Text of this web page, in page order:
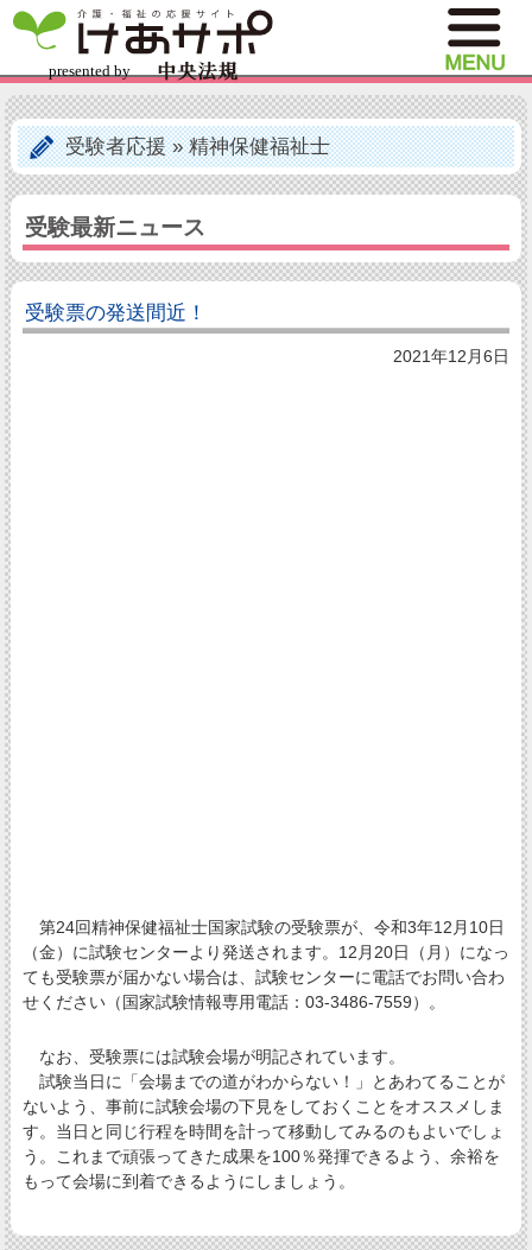
受験者応援»精神保健福祉士
受験最新ニュース
受験票の発送間近！
2021年12月6日
第24回精神保健福祉士国家試験の受験票が、令和3年12月10日
（金）に試験センターより発送されます。12月20日（月）になっ
ても受験票が届かない場合は、試験センターに電話でお問い合わ
せください（国家試験情報専用電話：03-3486-7559）。
なお、受験票には試験会場が明記されています。
試験当日に「会場までの道がわからない！」とあわてることが
ないよう、事前に試験会場の下見をしておくことをオススメしま
す。当日と同じ行程を時間を計って移動してみるのもよいでしょ
う。これまで頑張ってきた成果を100％発揮できるよう、余裕を
もって会場に到着できるようにしましょう。